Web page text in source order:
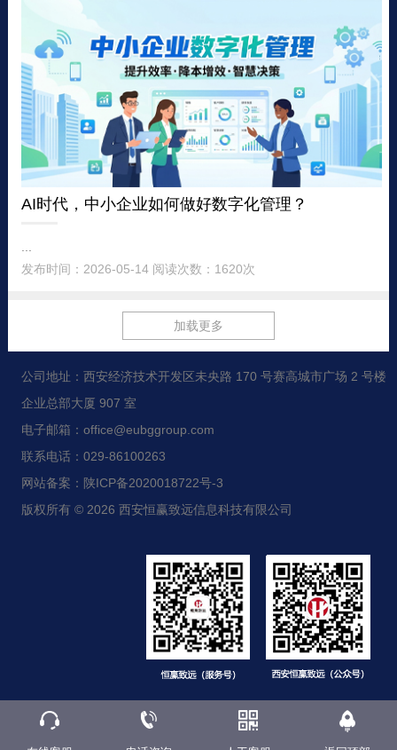
AI时代，中小企业如何做好数字化管理？
发布时间：2026-05-14 阅读次数：1620次
加载更多
公司地址：西安经济技术开发区未央路 170 号赛高城市广场 2 号楼
企业总部大厦 907 室
电子邮箱：office@eubggroup.com
联系电话：029-86100263
网站备案：陕ICP备2020018722号-3
版权所有 © 2026 西安恒赢致远信息科技有限公司